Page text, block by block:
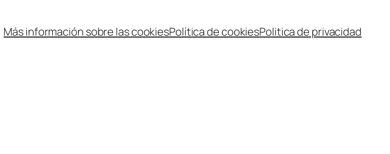
Más información sobre las cookiesPolítica de cookiesPolitica de privacidad